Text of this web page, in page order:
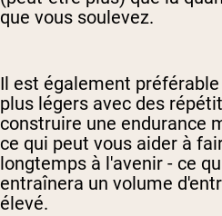
que vous soulevez.
Il est également
plus légers avec des
construire une endurance
ce qui peut vous aider à
longtemps à l'avenir - ce
entraînera un volume
élevé.